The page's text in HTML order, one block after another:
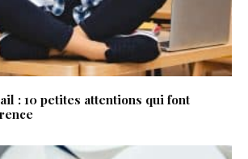
: 10 petites attentions qui font